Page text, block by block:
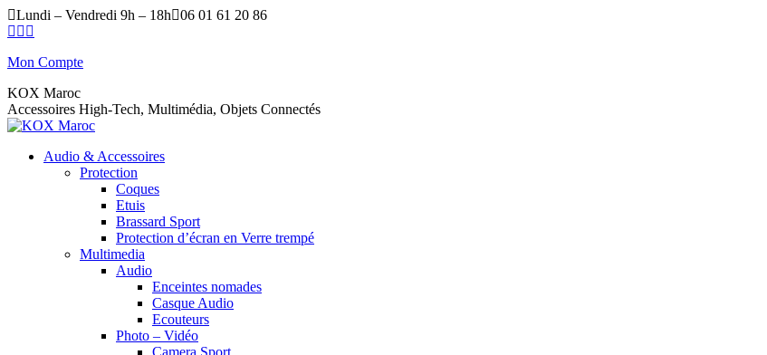
Skip
to
Lundi – Vendredi 9h – 18h
06 01 61 20 86
Facebook
opens
new
window
YouTube
opens
new
window
opens
new
window
Mon Compte
KOX Maroc
Accessoires High-Tech, Multimédia, Objets Connectés
Audio & Accessoires
Protection
Coques
Etuis
Brassard Sport
Protection d’écran en Verre trempé
Multimedia
Audio
Enceintes nomades
Casque Audio
Ecouteurs
Photo – Vidéo
Camera Sport